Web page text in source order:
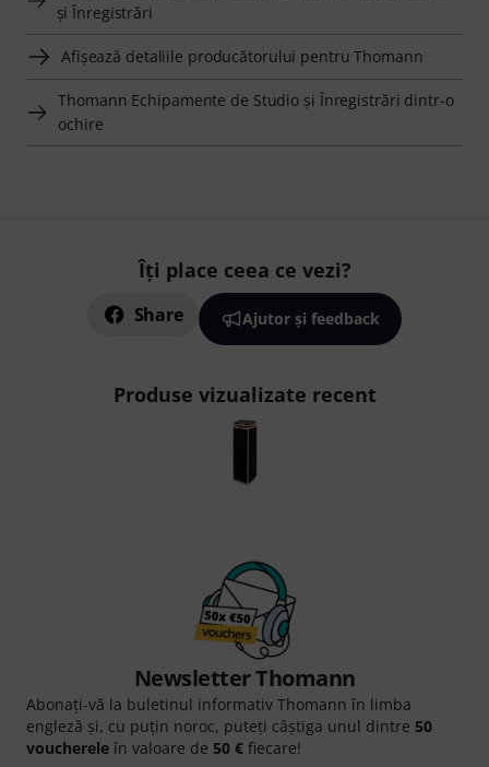
şi Înregistrări
Afişează detaliile producătorului pentru Thomann
Thomann Echipamente de Studio şi Înregistrări dintr-o
ochire
Îți place ceea ce vezi?
Share Ajutor și feedback
Produse vizualizate recent
Newsletter Thomann
Abonați-vă la buletinul informativ Thomann în limba
engleză și, cu puțin noroc, puteți câștiga unul dintre 50
voucherele în valoare de 50 € fiecare!